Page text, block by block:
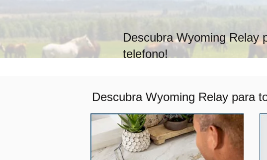
Descubra Wyoming Relay
telefono!
Descubra Wyoming Relay para